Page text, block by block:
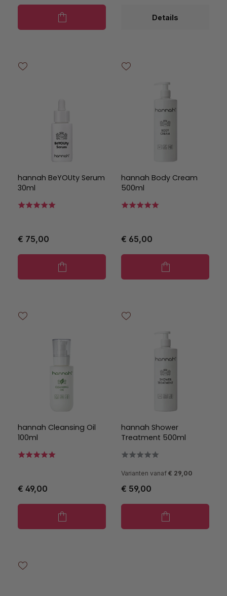
Details
hannah BeYOUty Serum
30ml
€ 75,00
hannah Body Cream
500ml
€ 65,00
hannah Cleansing Oil
100ml
€ 49,00
hannah Shower
Treatment 500ml
Varianten vanaf € 29,00
€ 59,00